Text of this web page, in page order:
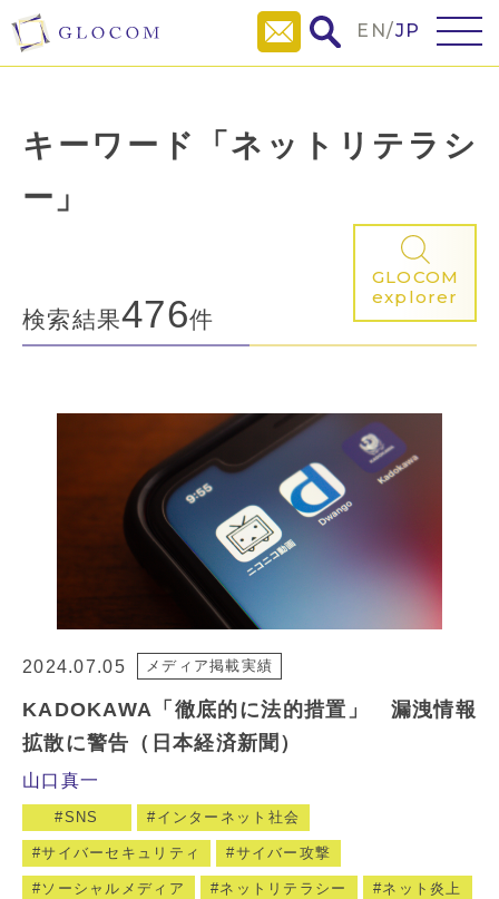
EN/JP
キーワード「ネットリテラシ
ー」
GLOCOM
explorer
検索結果476件
2024.07.05 メディア掲載実績
KADOKAWA「徹底的に法的措置」 漏洩情報
拡散に警告（日本経済新聞）
山口真一
SNS インターネット社会
サイバーセキュリティ サイバー攻撃
ソーシャルメディア ネットリテラシー ネット炎上